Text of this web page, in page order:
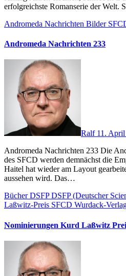
erfolgreichste Romanserie der Welt.
Andromeda Nachrichten Bilder
Andromeda Nachrichten 233
Ralf 11. April
Andromeda Nachrichten 233 Die Andromeda Nachrichten (AN)
des SFCD werden demnächst die
Haitel hat wieder am Layout
aussehen wird. Das…
BücherDSFPDSFP (Deutscher
Laßwitz-Preis SFCD Wurdack-
Nominierungen Kurd Laßwitz